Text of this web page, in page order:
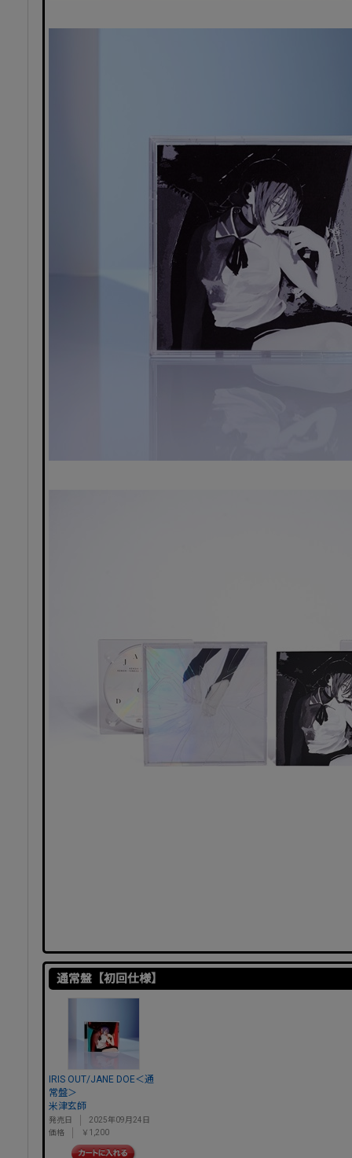
通常盤【初回仕様】
IRIS OUT/JANE DOE＜通
常盤＞
米津玄師
発売日
2025年09月24日
価格
￥1,200